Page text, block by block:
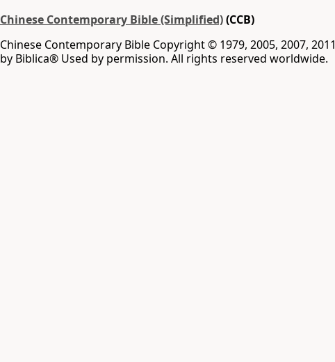
Chinese Contemporary Bible (Simplified)(CCB)
Chinese Contemporary Bible Copyright © 1979, 2005, 2007, 2011
by Biblica® Used by permission. All rights reserved worldwide.